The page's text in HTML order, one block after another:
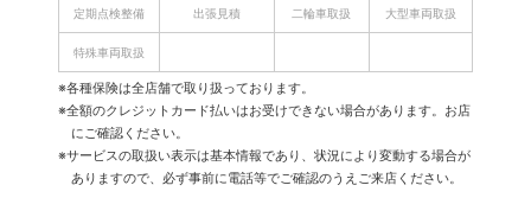
定期点検整備 出張見積 二輪車取扱 大型車両取扱
特殊車両取扱
※各種保険は全店舗で取り扱っております。
※全額のクレジットカード払いはお受けできない場合があります。お店
にご確認ください。
※サービスの取扱い表示は基本情報であり、状況により変動する場合が
ありますので、必ず事前に電話等でご確認のうえご来店ください。